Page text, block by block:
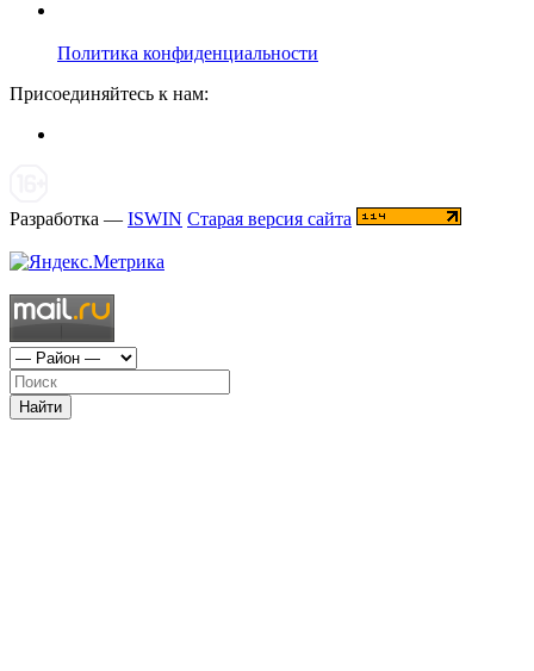
Политика конфиденциальности
Присоединяйтесь к нам:
Разработка — ISWIN Старая версия сайта
Найти